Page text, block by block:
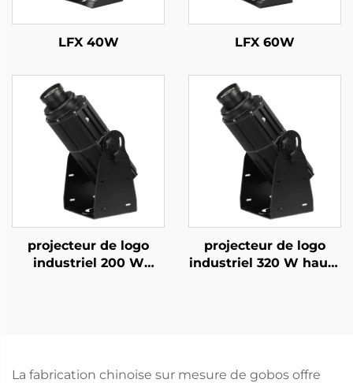
LFX 40W LFX 60W
projecteur de logo
industriel 200 W
projecteur de logo
industriel 320 W haute
usine
La fabrication chinoise sur mesure de gobos offre